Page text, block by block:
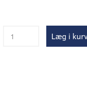
Læg i